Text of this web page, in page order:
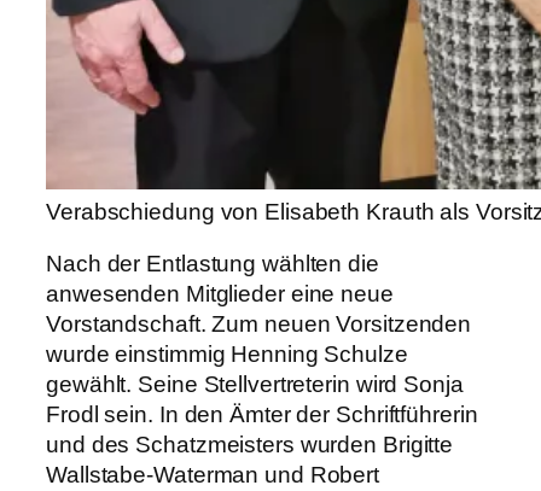
Verabschiedung von Elisabeth Krauth als
Nach der Entlastung wählten die
anwesenden Mitglieder eine neue
Vorstandschaft. Zum neuen Vorsitzenden
wurde einstimmig Henning Schulze
gewählt. Seine Stellvertreterin wird Sonja
Frodl sein. In den Ämter der Schriftführerin
und des Schatzmeisters wurden Brigitte
Wallstabe-Waterman und Robert